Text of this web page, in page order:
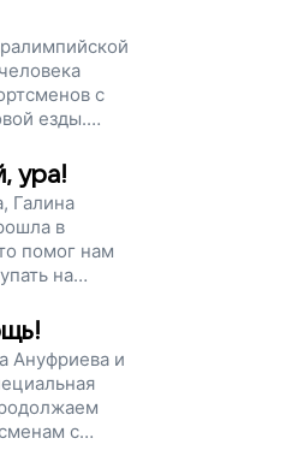
с
езды.
наш
ура!
Галина
в
помог нам
на
еще
27 500
поддержите
Ануфриева и
с